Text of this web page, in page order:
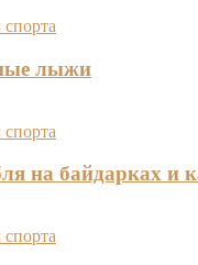
лыжи
на байдарках и